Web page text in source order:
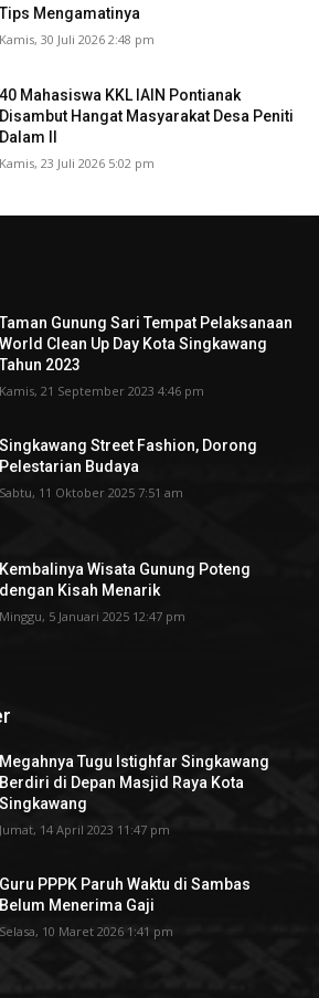
Tips Mengamatinya
Kamis, 30 Juli 2026 2:48 pm
40 Mahasiswa KKL IAIN Pontianak
Disambut Hangat Masyarakat Desa Peniti
Dalam II
Kamis, 23 Juli 2026 5:02 pm
Taman Gunung Sari Tempat Pelaksanaan
World Clean Up Day Kota Singkawang
Tahun 2023
Kamis, 21 September 2023 4:46 pm
Singkawang Street Fashion, Dorong
Pelestarian Budaya
Sabtu, 11 Oktober 2025 7:51 am
Kembalinya Wisata Gunung Poteng
dengan Kisah Menarik
Minggu, 5 Januari 2025 12:47 pm
Megahnya Tugu Istighfar Singkawang
Berdiri di Depan Masjid Raya Kota
Singkawang
Jumat, 14 April 2023 11:47 pm
Guru PPPK Paruh Waktu di Sambas
Belum Menerima Gaji
Selasa, 10 Maret 2026 1:41 pm